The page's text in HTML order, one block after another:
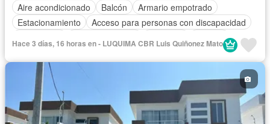
Aire acondicionado
Balcón
Armario empotrado
Estacionamiento
Acceso para personas con discapacidad
Piscina
Hace 3 días, 16 horas en - LUQUIMA CBR Luis Quiñonez Mato